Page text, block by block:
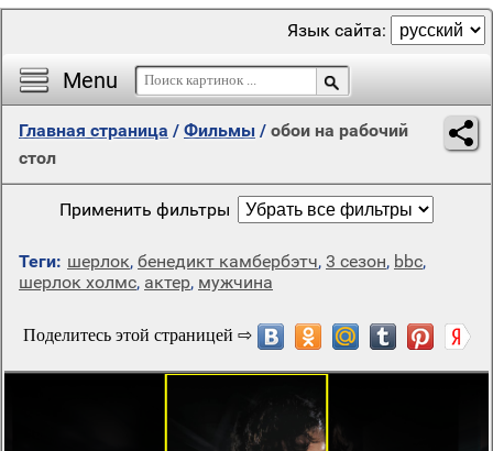
Menu
Язык сайта:
Главная страница / Фильмы / обои на рабочий
стол
Применить фильтры
Теги: шерлок, бенедикт камбербэтч, 3 сезон, bbc,
шерлок холмс, актер, мужчина